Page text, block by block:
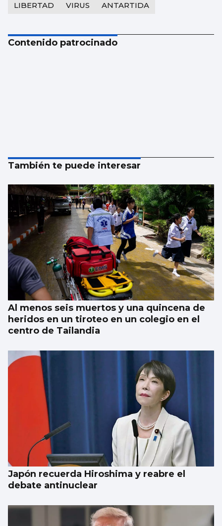
LIBERTAD VIRUS ANTARTIDA
Contenido patrocinado
También te puede interesar
Al menos seis muertos y una quincena de
heridos en un tiroteo en un colegio en el
centro de Tailandia
Japón recuerda Hiroshima y reabre el
debate antinuclear